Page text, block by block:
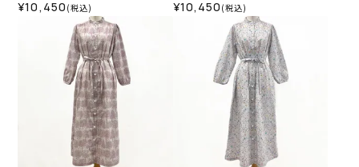
¥10,450 (税込) ¥10,450 (税込)